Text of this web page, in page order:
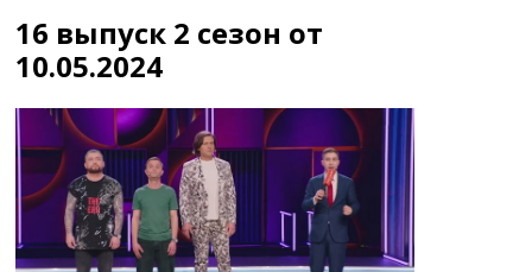
16 выпуск 2 сезон от
10.05.2024